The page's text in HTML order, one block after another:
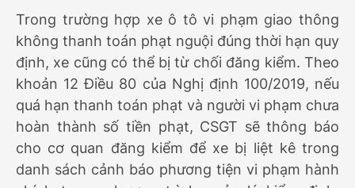
Trong trường hợp xe ô tô vi phạm giao thông
không thanh toán phạt nguội đúng thời hạn quy
định, xe cũng có thể bị từ chối đăng kiểm. Theo
khoản 12 Điều 80 của Nghị định 100/2019, nếu
quá hạn thanh toán phạt và người vi phạm chưa
hoàn thành số tiền phạt, CSGT sẽ thông báo
cho cơ quan đăng kiểm để xe bị liệt kê trong
danh sách cảnh báo phương tiện vi phạm hành